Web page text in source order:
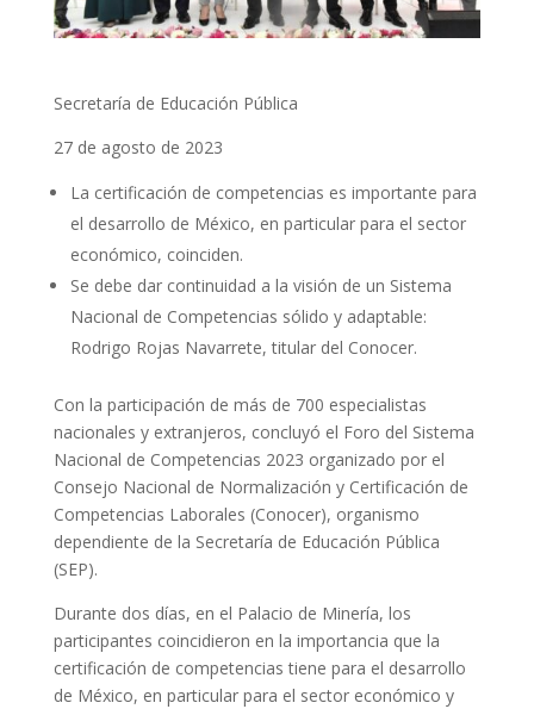
Secretaría de Educación Pública
27 de agosto de 2023
La certificación de competencias es importante para
el desarrollo de México, en particular para el sector
económico, coinciden.
Se debe dar continuidad a la visión de un Sistema
Nacional de Competencias sólido y adaptable:
Rodrigo Rojas Navarrete, titular del Conocer.
Con la participación de más de 700 especialistas
nacionales y extranjeros, concluyó el Foro del Sistema
Nacional de Competencias 2023 organizado por el
Consejo Nacional de Normalización y Certificación de
Competencias Laborales (Conocer), organismo
dependiente de la Secretaría de Educación Pública
(SEP).
Durante dos días, en el Palacio de Minería, los
participantes coincidieron en la importancia que la
certificación de competencias tiene para el desarrollo
de México, en particular para el sector económico y